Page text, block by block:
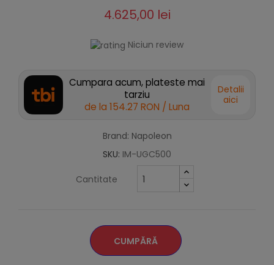
4.625,00 lei
Niciun review
Cumpara acum, plateste mai
tarziu
de la 154.27 RON / Luna
Detalii
aici
Brand: Napoleon
SKU: IM-UGC500
Cantitate
CUMPĂRĂ